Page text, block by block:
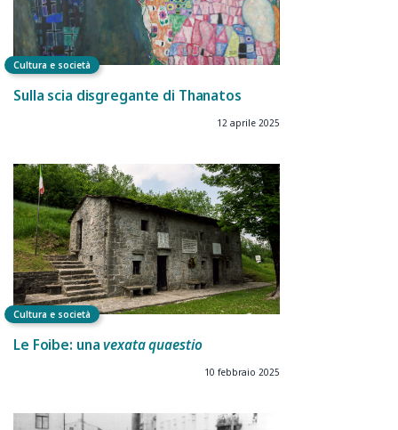
Cultura e società
Sulla scia disgregante di Thanatos
12 aprile 2025
Cultura e società
Le Foibe: unavexata quaestio
10 febbraio 2025